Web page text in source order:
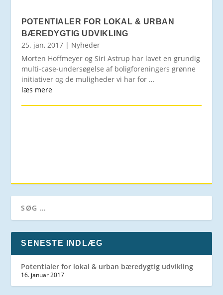
POTENTIALER FOR LOKAL & URBAN
BÆREDYGTIG UDVIKLING
25. jan, 2017| Nyheder
Morten Hoffmeyer og Siri Astrup har lavet en grundig
multi-case-undersøgelse af boligforeningers grønne
initiativer og de muligheder vi har for …
læs mere
SENESTE INDLÆG
Potentialer for lokal & urban bæredygtig udvikling
16. januar 2017